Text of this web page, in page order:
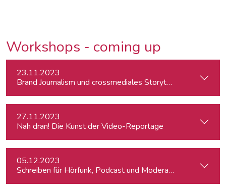
Workshops - coming up
23.11.2023
Brand Journalism und crossmediales Storytelling
27.11.2023
Nah dran! Die Kunst der Video-Reportage
05.12.2023
Schreiben für Hörfunk, Podcast und Moderation